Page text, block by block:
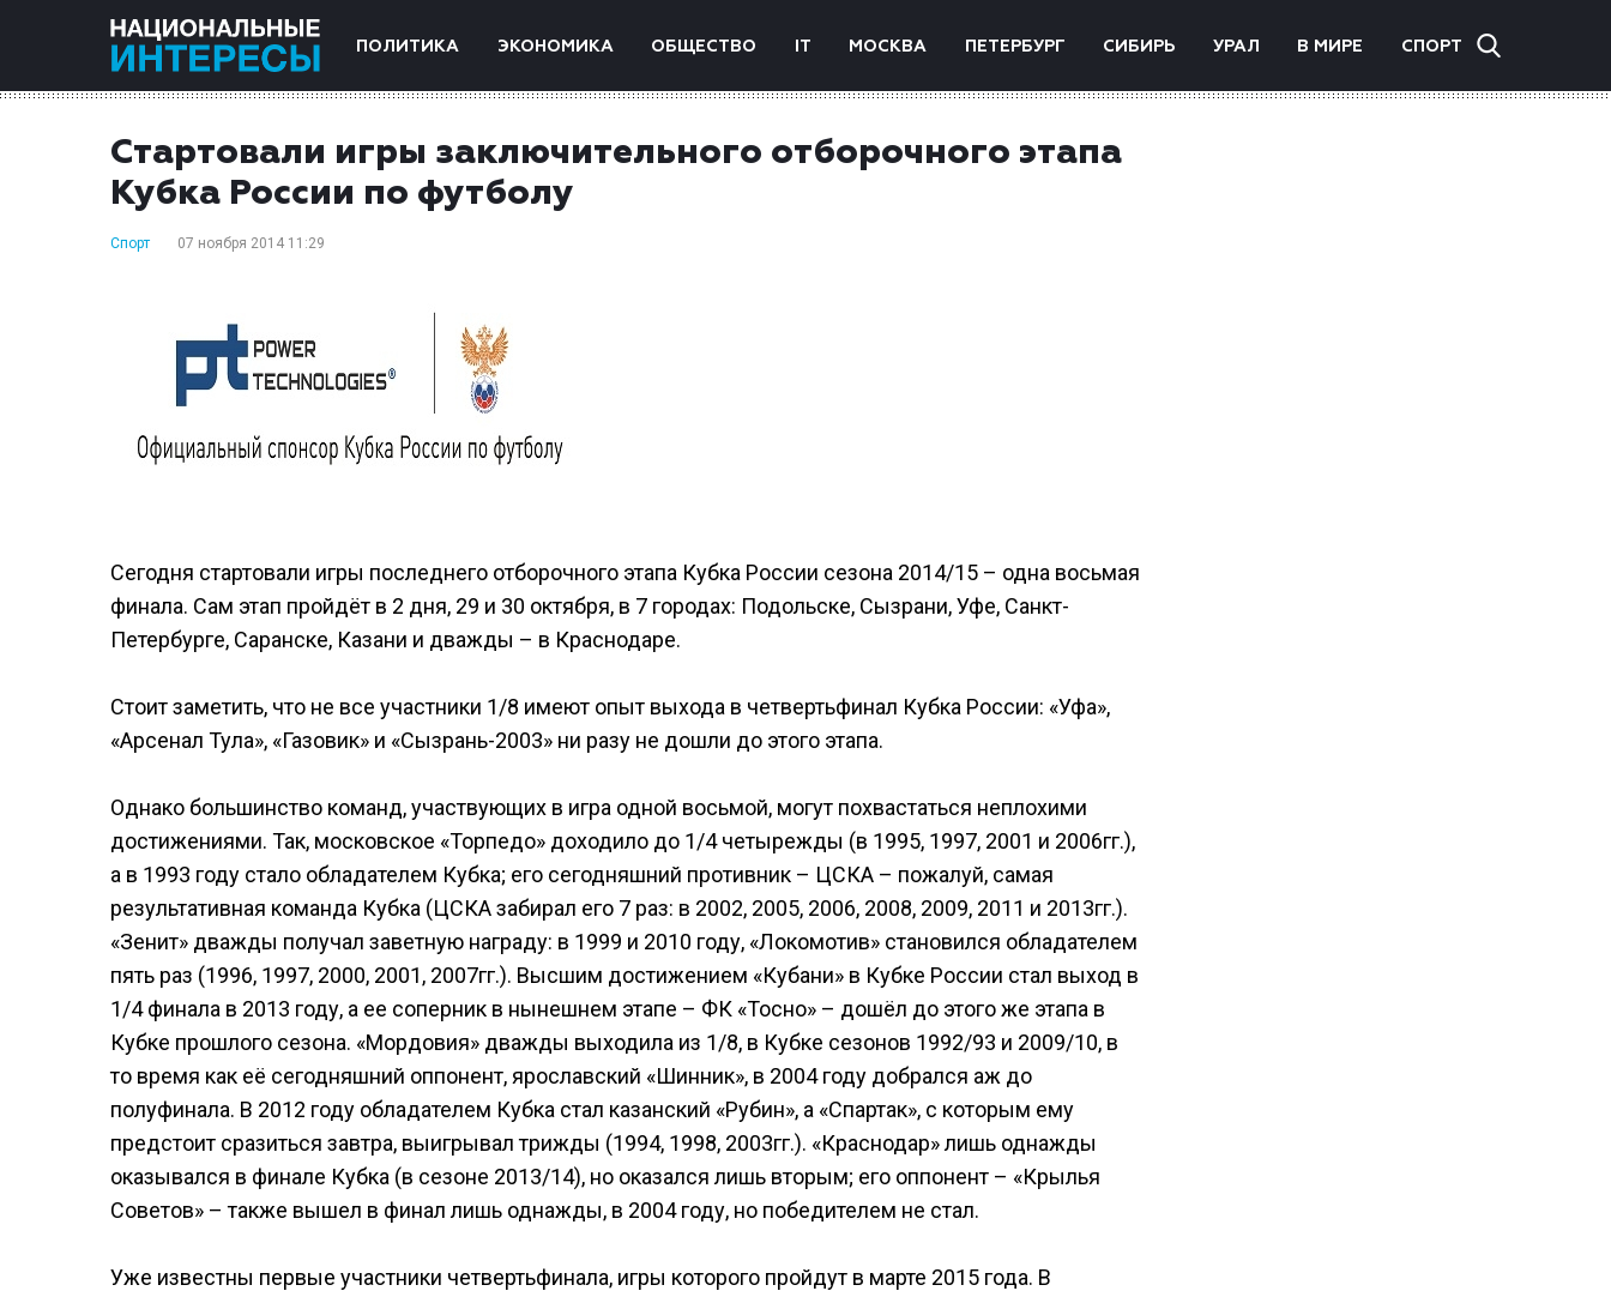
ПОЛИТИКА ЭКОНОМИКА ОБЩЕСТВО IT МОСКВА ПЕТЕРБУРГ СИБИРЬ УРАЛ В МИРЕ СПОРТ
Стартовали игры заключительного отборочного этапа
Кубка России по футболу
Спорт 07 ноября 2014 11:29
Сегодня стартовали игры последнего отборочного этапа Кубка России сезона 2014/15 – одна восьмая
финала. Сам этап пройдёт в 2 дня, 29 и 30 октября, в 7 городах: Подольске, Сызрани, Уфе, Санкт-
Петербурге, Саранске, Казани и дважды – в Краснодаре.
Стоит заметить, что не все участники 1/8 имеют опыт выхода в четвертьфинал Кубка России: «Уфа»,
«Арсенал Тула», «Газовик» и «Сызрань-2003» ни разу не дошли до этого этапа.
Однако большинство команд, участвующих в игра одной восьмой, могут похвастаться неплохими
достижениями. Так, московское «Торпедо» доходило до 1/4 четырежды (в 1995, 1997, 2001 и 2006гг.),
а в 1993 году стало обладателем Кубка; его сегодняшний противник – ЦСКА – пожалуй, самая
результативная команда Кубка (ЦСКА забирал его 7 раз: в 2002, 2005, 2006, 2008, 2009, 2011 и 2013гг.).
«Зенит» дважды получал заветную награду: в 1999 и 2010 году, «Локомотив» становился обладателем
пять раз (1996, 1997, 2000, 2001, 2007гг.). Высшим достижением «Кубани» в Кубке России стал выход в
1/4 финала в 2013 году, а ее соперник в нынешнем этапе – ФК «Тосно» – дошёл до этого же этапа в
Кубке прошлого сезона. «Мордовия» дважды выходила из 1/8, в Кубке сезонов 1992/93 и 2009/10, в
то время как её сегодняшний оппонент, ярославский «Шинник», в 2004 году добрался аж до
полуфинала. В 2012 году обладателем Кубка стал казанский «Рубин», а «Спартак», с которым ему
предстоит сразиться завтра, выигрывал трижды (1994, 1998, 2003гг.). «Краснодар» лишь однажды
оказывался в финале Кубка (в сезоне 2013/14), но оказался лишь вторым; его оппонент – «Крылья
Советов» – также вышел в финал лишь однажды, в 2004 году, но победителем не стал.
Уже известны первые участники четвертьфинала, игры которого пройдут в марте 2015 года. В